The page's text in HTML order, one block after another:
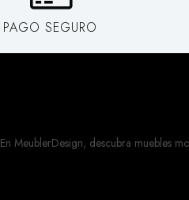
PAGO SEGURO
En MeublerDesign, descubra muebles